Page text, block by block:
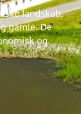
landskab,
gamle. De
og